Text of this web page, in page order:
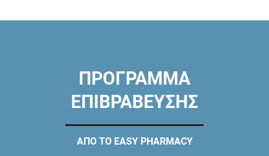
ΠΡΟΓΡΑΜΜΑ
ΕΠΙΒΡΑΒΕΥΣΗΣ
ΑΠΟ ΤΟ EASY PHARMACY